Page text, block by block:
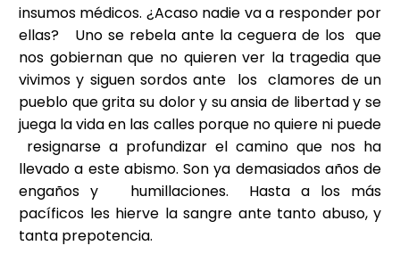
insumos médicos. ¿Acaso nadie va a responder por
ellas? Uno se rebela ante la ceguera de los que
nos gobiernan que no quieren ver la tragedia que
vivimos y siguen sordos ante los clamores de un
pueblo que grita su dolor y su ansia de libertad y se
juega la vida en las calles porque no quiere ni puede
resignarse a profundizar el camino que nos ha
llevado a este abismo. Son ya demasiados años de
engaños y humillaciones. Hasta a los más
pacíficos les hierve la sangre ante tanto abuso, y
tanta prepotencia.